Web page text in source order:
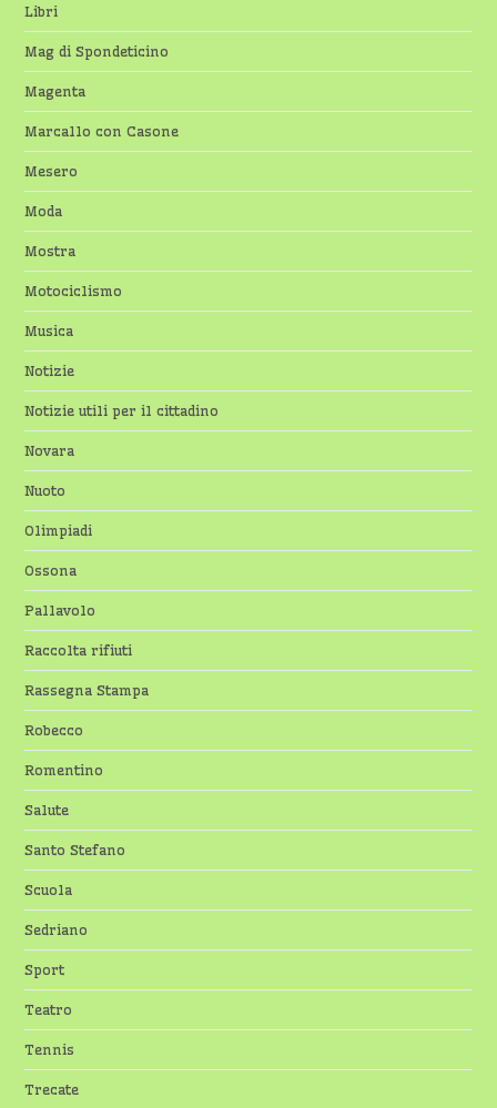
Libri
Mag di Spondeticino
Magenta
Marcallo con Casone
Mesero
Moda
Mostra
Motociclismo
Musica
Notizie
Notizie utili per il cittadino
Novara
Nuoto
Olimpiadi
Ossona
Pallavolo
Raccolta rifiuti
Rassegna Stampa
Robecco
Romentino
Salute
Santo Stefano
Scuola
Sedriano
Sport
Teatro
Tennis
Trecate